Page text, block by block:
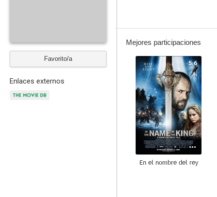
Favorito/a
Enlaces externos
Mejores participaciones
5.6
En el nombre del rey